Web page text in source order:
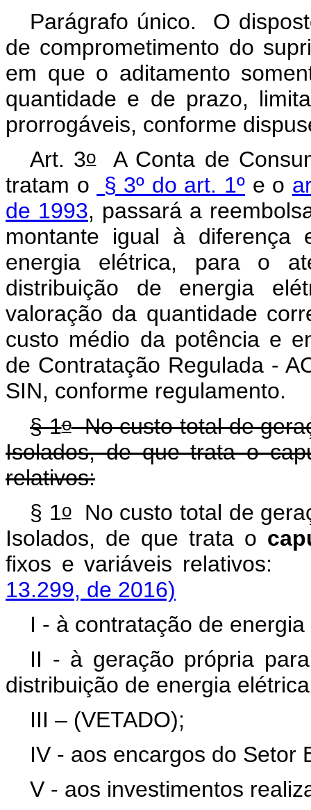
Parágrafo único. O
de comprometimento do
em que o aditamento
quantidade e de prazo,
prorrogáveis, conforme
Art. 3oA Conta de
tratam o
§ 3º do art. 1º e o
de 1993, passará a
montante igual à
energia elétrica, para o
distribuição de energia
valoração da quantidade
custo médio da potência e
de Contratação Regulada -
SIN, conforme regulamento.
§ 1oNo custo total de
Isolados, de que trata o
relativos:
§ 1oNo custo total de
Isolados, de que trata o
fixos e variáveis
13.299, de 2016)
I - à contratação de
II - à geração própria
distribuição de energia
III – (VETADO);
IV - aos encargos do Setor
V - aos investimentos